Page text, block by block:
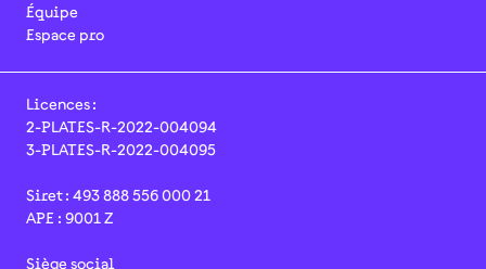
Équipe
Espace pro
Licences :
2-PLATES-R-2022-004094
3-PLATES-R-2022-004095
Siret : 493 888 556 000 21
APE : 9001 Z
Siège social